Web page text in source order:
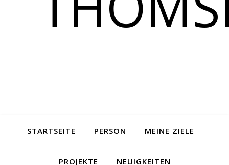
STARTSEITE PERSON MEINE ZIELE
PROJEKTE NEUIGKEITEN